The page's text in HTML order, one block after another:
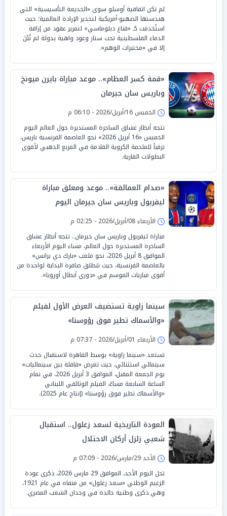
لم تكن اتفاقية أوسلو سوى «الخديعة التأسيسية» التي
هندستها الصهيو-أمريكية لتخدير الإرادة العالمية؛ حيث
استُخدمت كـ «قناع دبلوماسي» لتمرير عقود من إراقة
الدماء الفلسطينية تحت ستار وعود واهية بدولة لم تُبْنَ
إلا في «مختبرات الوهم».
«قمة كسر العظام».. موعد مباراة بايرن ميونخ
وباريس سان جيرمان
الخميس 16/أبريل/2026 - 06:10 م
تتجه أنظار عشاق الساحرة المستديرة حول العالم اليوم
الخميس «16 أبريل 2026» نحو العاصمة الفرنسية باريس،
ترقباً للملحمة الكروية القادمة في المربع الذهبي لأقوى
البطولات القارية.
«صدام العمالقة».. موعد ومعلق مباراة
ليفربول وباريس سان جيرمان اليوم
الأربعاء 08/أبريل/2026 - 02:25 م
مباراة ليفربول وباريس سان جيرمان.. تتجه أنظار عشاق
الساحرة المستديرة حول العالم، مساء اليوم الأربعاء
الموافق 8 أبريل 2026، نحو ملعب «بارك دي برانس»
بالعاصمة الفرنسية، حيث تنطلق صافرة البداية لواحدة من
أقوى مباريات الموسم في «دوري أبطال أوروبا».
سينما زاوية تستضيف العرض الأول لفيلم
«والأسماك تطير فوق رؤوسنا»
الأربعاء 01/أبريل/2026 - 07:37 م
تستعد «سينما زاوية» بوسط القاهرة لاستقبال حدث
سينمائي استثنائي، حيث تعرض «قافلة بين سينمائيات»
يوم الجمعة المقبل، الموافق 3 أبريل 2026، في تمام
الساعة السابعة مساءً، الفيلم الوثائقي اللبناني
«والأسماك تطير فوق رؤوسنا» (إنتاج عام 2025).
العودة التاريخية لسعد زغلول.. استقبال
شعبي زلزل أركان الاحتلال
الأحد 29/مارس/2026 - 07:09 م
تحل اليوم الأحد، الموافق 29 مارس 2026، ذكرى عودة
الزعيم الوطني «سعد زغلول» من منفاه في عام 1921،
وهي ذكرى وطنية خالدة في وجدان الشعب المصري.